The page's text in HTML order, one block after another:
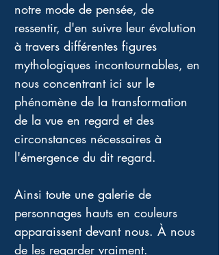
notre mode de pensée, de
ressentir, d'en suivre leur évolution
à travers différentes figures
mythologiques incontournables, en
nous concentrant ici sur le
phénomène de la transformation
de la vue en regard et des
circonstances nécessaires à
l'émergence du dit regard.
Ainsi toute une galerie de
personnages hauts en couleurs
apparaissent devant nous. À nous
de les regarder vraiment.